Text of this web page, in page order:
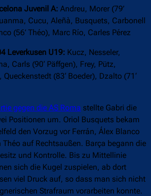
Juvenil A: Andreu, Morer (79’
Cucu, Aleñà, Busquets, Carbonell
(56’ Théo), Marc Río, Carles Pérez
Leverkusen U19: Kucz, Nesseler,
Carls (90‘ Päffgen), Frey, Pütz,
(83‘ Boeder), Dzalto (71‘
gegen die AS Roma stellte Gabri die
Positionen um. Oriol Busquets bekam
den Vorzug vor Ferrán, Álex Blanco
auf Rechtsaußen. Barça begann die
und Kontrolle. Bis zu Mittellinie
sich die Kugel zuspielen, ab dort
viel Druck auf, so dass man sich nicht
Strafraum vorarbeiten konnte.